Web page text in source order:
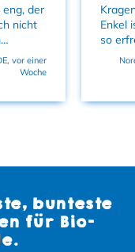
eng, der
nicht
vor einer
Woche
Enkel
so
bunteste
für Bio-